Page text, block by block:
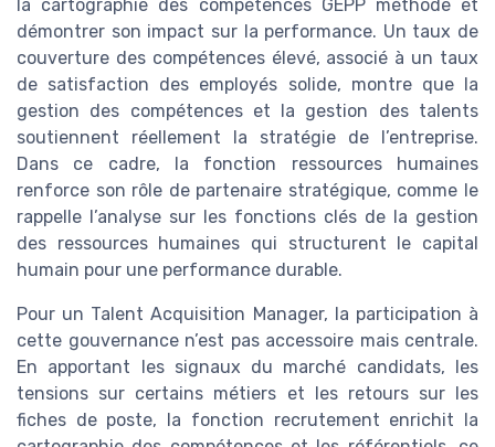
la cartographie des compétences GEPP méthode et
démontrer son impact sur la performance. Un taux de
couverture des compétences élevé, associé à un taux
de satisfaction des employés solide, montre que la
gestion des compétences et la gestion des talents
soutiennent réellement la stratégie de l’entreprise.
Dans ce cadre, la fonction ressources humaines
renforce son rôle de partenaire stratégique, comme le
rappelle l’analyse sur les fonctions clés de la gestion
des ressources humaines qui structurent le capital
humain pour une performance durable.
Pour un Talent Acquisition Manager, la participation à
cette gouvernance n’est pas accessoire mais centrale.
En apportant les signaux du marché candidats, les
tensions sur certains métiers et les retours sur les
fiches de poste, la fonction recrutement enrichit la